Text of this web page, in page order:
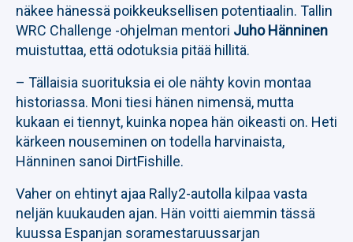
näkee hänessä poikkeuksellisen potentiaalin. Tallin
WRC Challenge -ohjelman mentori Juho Hänninen
muistuttaa, että odotuksia pitää hillitä.
– Tällaisia suorituksia ei ole nähty kovin montaa
historiassa. Moni tiesi hänen nimensä, mutta
kukaan ei tiennyt, kuinka nopea hän oikeasti on. Heti
kärkeen nouseminen on todella harvinaista,
Hänninen sanoi DirtFishille.
Vaher on ehtinyt ajaa Rally2-autolla kilpaa vasta
neljän kuukauden ajan. Hän voitti aiemmin tässä
kuussa Espanjan soramestaruussarjan